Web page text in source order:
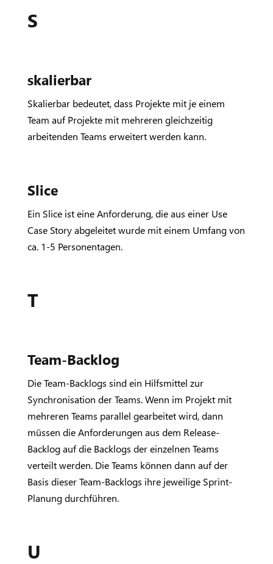
S
skalierbar
Skalierbar bedeutet, dass Projekte mit je einem
Team auf Projekte mit mehreren gleichzeitig
arbeitenden Teams erweitert werden kann.
Slice
Ein Slice ist eine Anforderung, die aus einer Use
Case Story abgeleitet wurde mit einem Umfang von
ca. 1-5 Personentagen.
T
Team-Backlog
Die Team-Backlogs sind ein Hilfsmittel zur
Synchronisation der Teams. Wenn im Projekt mit
mehreren Teams parallel gearbeitet wird, dann
müssen die Anforderungen aus dem Release-
Backlog auf die Backlogs der einzelnen Teams
verteilt werden. Die Teams können dann auf der
Basis dieser Team-Backlogs ihre jeweilige Sprint-
Planung durchführen.
U